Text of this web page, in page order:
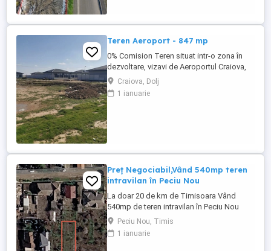
Teren Aeroport - 847 mp
0% Comision Teren situat intr-o zona în
dezvoltare, vizavi de Aeroportul Craiova,
cu acces facil. Potrivit pentru investiție.
Certificatul de urbanism este în curs de
obținere. Preț competitiv. Pentru mai multe
Craiova, Dolj
1 ianuarie
Preț Negociabil,Vând 540mp teren
intravilan în Peciu Nou
La doar 20 de km de Timisoara Vând
540mp de teren intravilan în Peciu Nou
14.365 m front stradal Acces la utilitati
Pentru detalii contactați nr de telefon E o
ultima parcela de pe o strada inchisa, fara
Peciu Nou, Timis
1 ianuarie